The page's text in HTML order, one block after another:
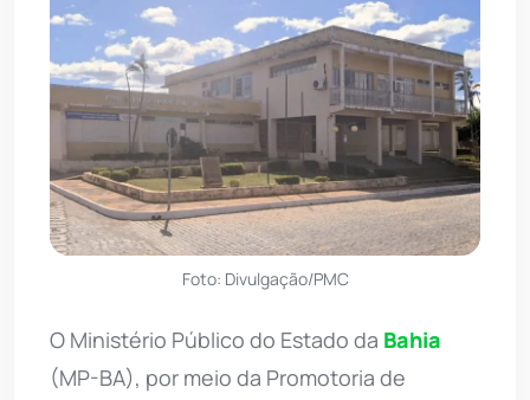
Foto: Divulgação/PMC
O Ministério Público do Estado da Bahia
(MP-BA), por meio da Promotoria de